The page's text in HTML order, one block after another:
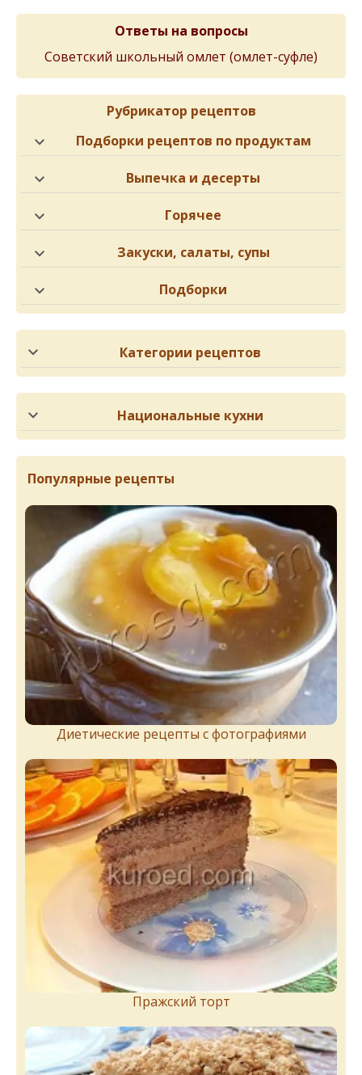
Ответы на вопросы
Советский школьный омлет (омлет-суфле)
Рубрикатор рецептов
Подборки рецептов по продуктам
Выпечка и десерты
Горячее
Закуски, салаты, супы
Подборки
Категории рецептов
Национальные кухни
Популярные рецепты
Диетические рецепты с фотографиями
Пражский торт